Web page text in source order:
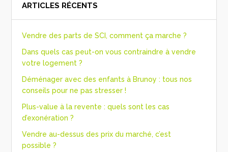
ARTICLES RÉCENTS
Vendre des parts de SCI, comment ça marche ?
Dans quels cas peut-on vous contraindre à vendre
votre logement ?
Déménager avec des enfants à Brunoy : tous nos
conseils pour ne pas stresser !
Plus-value à la revente : quels sont les cas
d’exonération ?
Vendre au-dessus des prix du marché, c’est
possible ?